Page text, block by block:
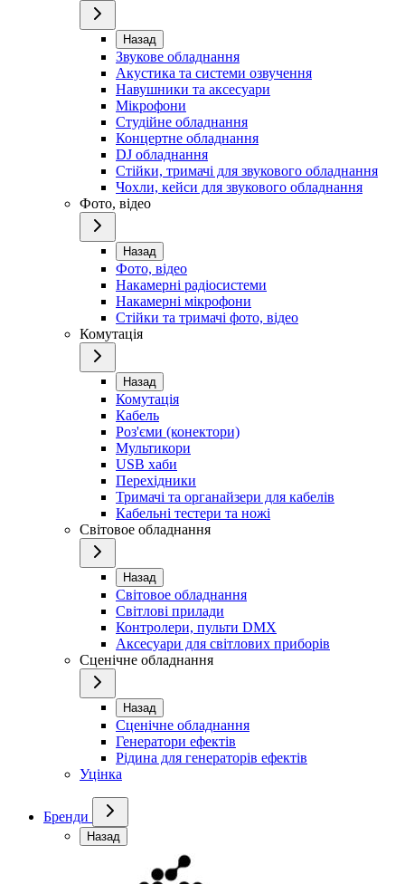
Назад
Звукове обладнання
Акустика та системи озвучення
Навушники та аксесуари
Мікрофони
Студійне обладнання
Концертне обладнання
DJ обладнання
Стійки, тримачі для звукового обладнання
Чохли, кейси для звукового обладнання
Фото, відео
Назад
Фото, відео
Накамерні радіосистеми
Накамерні мікрофони
Стійки та тримачі фото, відео
Комутація
Назад
Комутація
Кабель
Роз'єми (конектори)
Мультикори
USB хаби
Перехідники
Тримачі та органайзери для кабелів
Кабельні тестери та ножі
Світовое обладнання
Назад
Світовое обладнання
Світлові прилади
Контролери, пульти DMX
Аксесуари для світлових приборів
Сценічне обладнання
Назад
Сценічне обладнання
Генератори ефектів
Рідина для генераторів ефектів
Уцінка
Бренди
Назад